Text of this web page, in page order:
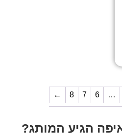
…
6
7
8
←